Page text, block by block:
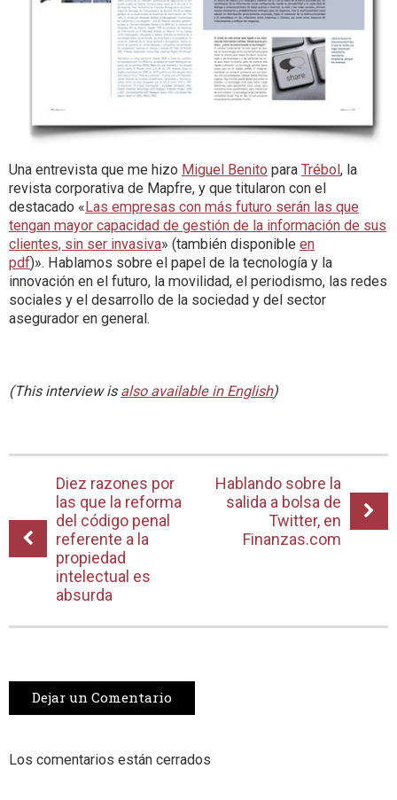
Una entrevista que me hizo Miguel Benito para Trébol , la
revista corporativa de Mapfre, y que titularon con el
destacado « Las empresas con más futuro serán las que
tengan mayor capacidad de gestión de la información de sus
clientes, sin ser invasiva» (también disponible en
pdf)». Hablamos sobre el papel de la tecnología y la
innovación en el futuro, la movilidad, el periodismo, las redes
sociales y el desarrollo de la sociedad y del sector
asegurador en general.
(This interview is also available in English)
Diez razones por
las que la reforma
del código penal
referente a la
propiedad
intelectual es
absurda
Hablando sobre la
salida a bolsa de
Twitter, en
Finanzas.com
Dejar un Comentario
Los comentarios están cerrados